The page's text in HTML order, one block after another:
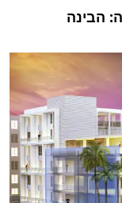
הבינה